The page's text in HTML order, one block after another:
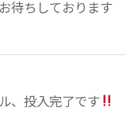
待ちしております
、投入完了です